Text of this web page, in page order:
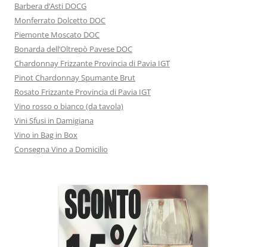
Barbera d’Asti DOCG
Monferrato Dolcetto DOC
Piemonte Moscato DOC
Bonarda dell’Oltrepò Pavese DOC
Chardonnay Frizzante Provincia di Pavia IGT
Pinot Chardonnay Spumante Brut
Rosato Frizzante Provincia di Pavia IGT
Vino rosso o bianco (da tavola)
Vini Sfusi in Damigiana
Vino in Bag in Box
Consegna Vino a Domicilio